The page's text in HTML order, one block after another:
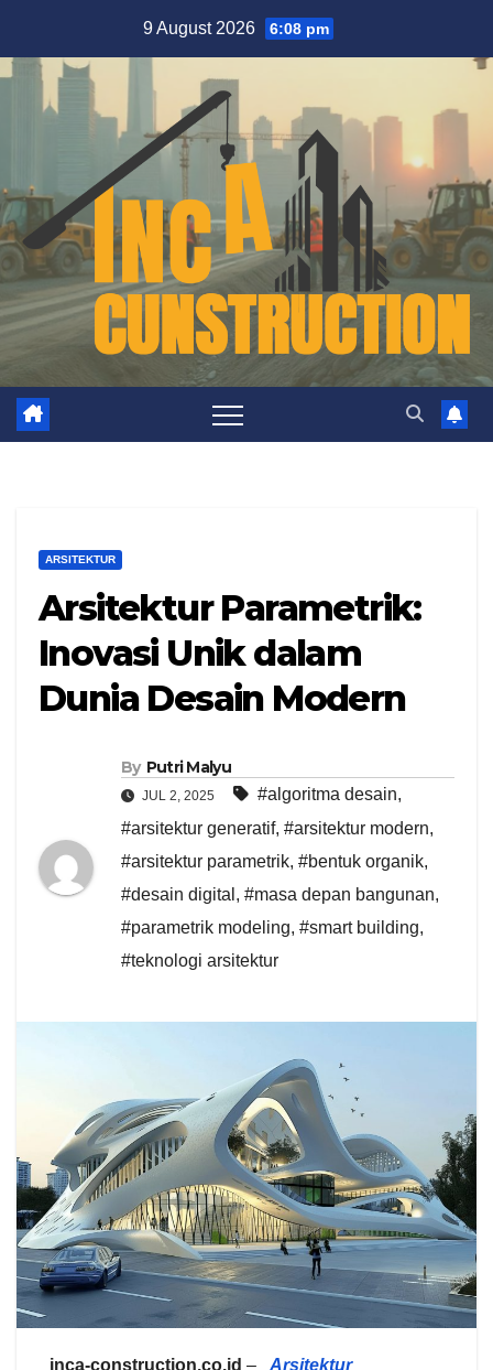
content
9 August 2026 6:08 pm
ARSITEKTUR
Arsitektur Parametrik:
Inovasi Unik dalam
Dunia Desain Modern
By Putri Malyu
JUL 2, 2025 #algoritma desain,
#arsitektur generatif, #arsitektur modern,
#arsitektur parametrik, #bentuk organik,
#desain digital , #masa depan bangunan,
#parametrik modeling, #smart building,
#teknologi arsitektur
inca-construction.co.id – Arsitektur